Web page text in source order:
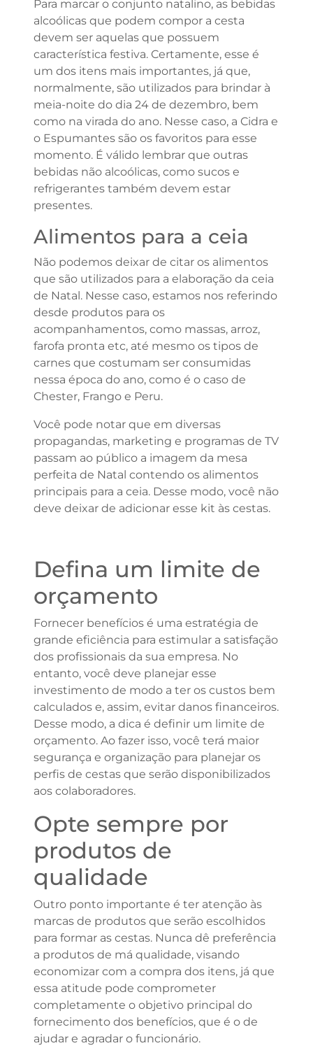
Para marcar o conjunto natalino, as bebidas
alcoólicas que podem compor a cesta
devem ser aquelas que possuem
característica festiva. Certamente, esse é
um dos itens mais importantes, já que,
normalmente, são utilizados para brindar à
meia-noite do dia 24 de dezembro, bem
como na virada do ano. Nesse caso, a Cidra e
o Espumantes são os favoritos para esse
momento. É válido lembrar que outras
bebidas não alcoólicas, como sucos e
refrigerantes também devem estar
presentes.
Alimentos para a ceia
Não podemos deixar de citar os alimentos
que são utilizados para a elaboração da ceia
de Natal. Nesse caso, estamos nos referindo
desde produtos para os
acompanhamentos, como massas, arroz,
farofa pronta etc, até mesmo os tipos de
carnes que costumam ser consumidas
nessa época do ano, como é o caso de
Chester, Frango e Peru.
Você pode notar que em diversas
propagandas, marketing e programas de TV
passam ao público a imagem da mesa
perfeita de Natal contendo os alimentos
principais para a ceia. Desse modo, você não
deve deixar de adicionar esse kit às cestas.
Defina um limite de
orçamento
Fornecer benefícios é uma estratégia de
grande eficiência para estimular a satisfação
dos profissionais da sua empresa. No
entanto, você deve planejar esse
investimento de modo a ter os custos bem
calculados e, assim, evitar danos financeiros.
Desse modo, a dica é definir um limite de
orçamento. Ao fazer isso, você terá maior
segurança e organização para planejar os
perfis de cestas que serão disponibilizados
aos colaboradores.
Opte sempre por
produtos de
qualidade
Outro ponto importante é ter atenção às
marcas de produtos que serão escolhidos
para formar as cestas. Nunca dê preferência
a produtos de má qualidade, visando
economizar com a compra dos itens, já que
essa atitude pode comprometer
completamente o objetivo principal do
fornecimento dos benefícios, que é o de
ajudar e agradar o funcionário.